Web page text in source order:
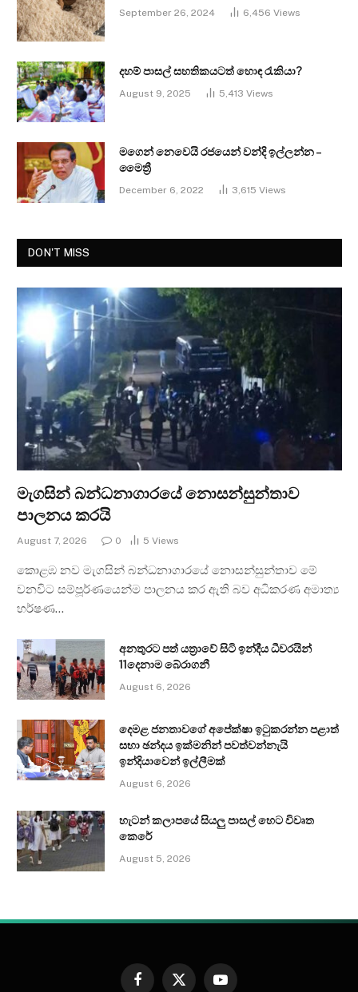
September 26, 2024 6,456 Views
දහම් පාසල් සහතිකයටත් හොඳ රැකියා?
August 9, 2025 5,413 Views
මගෙන් නෙවෙයි රජයෙන් වන්දි ඉල්ලන්න –
මෛත්‍රී
December 6, 2022 3,615 Views
DON'T MISS
මැගසින් බන්ධනාගාරයේ නොසන්සුන්තාව
පාලනය කරයි
August 7, 2026 0 5 Views
කොළඹ නව මැගසින් බන්ධනාගාරයේ නොසන්සුන්තාව මේ
වනවිට සම්පූර්ණයෙන්ම පාලනය කර ඇති බව අධිකරණ අමාත්‍ය
හර්ෂණ…
අනතුරට පත් යත්‍රාවේ සිටි ඉන්දීය ධීවරයින්
11දෙනාම බේරාගනී
August 6, 2026
දෙමළ ජනතාවගේ අපේක්ෂා ඉටුකරන්න පළාත්
සභා ඡන්දය ඉක්මනින් පවත්වන්නැයි
ඉන්දියාවෙන් ඉල්ලීමක්
August 6, 2026
හැටන් කලාපයේ සියලු පාසල් හෙට විවෘත
කෙරේ
August 5, 2026
Facebook
X YouTube